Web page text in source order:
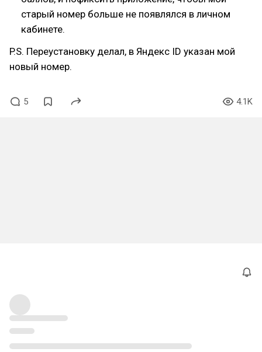
старый номер больше не появлялся в личном
кабинете.
P.S. Переустановку делал, в Яндекс ID указан мой
новый номер.
5 4.1K